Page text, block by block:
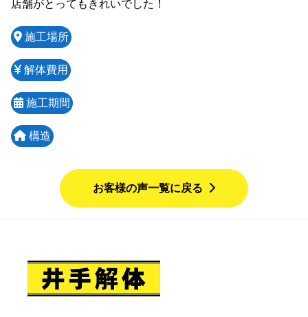
店舗がとってもきれいでした！
施工場所
解体費用
施工期間
構造
お客様の声一覧に戻る